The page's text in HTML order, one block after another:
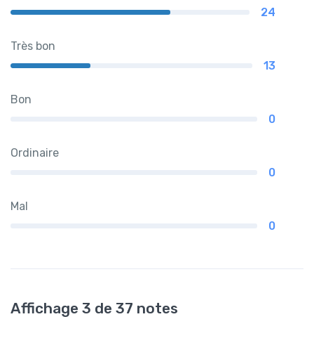
24
Très bon
13
Bon
0
Ordinaire
0
Mal
0
Affichage 3 de 37 notes